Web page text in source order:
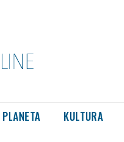
PLANETA KULTURA